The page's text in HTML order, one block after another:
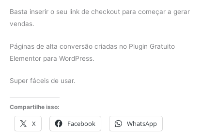
Basta inserir o seu link de checkout para começar a gerar
vendas.
Páginas de alta conversão criadas no Plugin Gratuito
Elementor para WordPress.
Super fáceis de usar.
Compartilhe isso:
X Facebook WhatsApp